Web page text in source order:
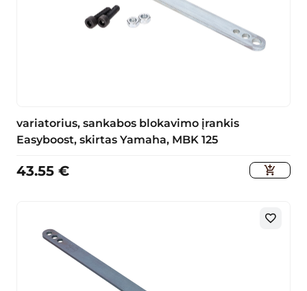
variatorius, sankabos blokavimo įrankis
Easyboost, skirtas Yamaha, MBK 125
43.55 €